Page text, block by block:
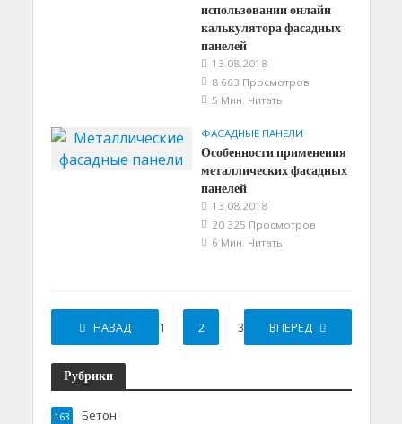
использовании онлайн
калькулятора фасадных
панелей
13.08.2018
8 663 Просмотров
5 Мин. Читать
ФАСАДНЫЕ ПАНЕЛИ
Особенности применения
металлических фасадных
панелей
13.08.2018
20 325 Просмотров
6 Мин. Читать
НАЗАД 1 2 3 ВПЕРЕД
Рубрики
Бетон
163